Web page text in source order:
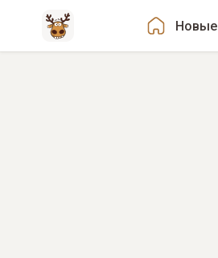
Новые